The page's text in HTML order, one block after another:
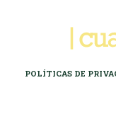
POLÍTICAS DE